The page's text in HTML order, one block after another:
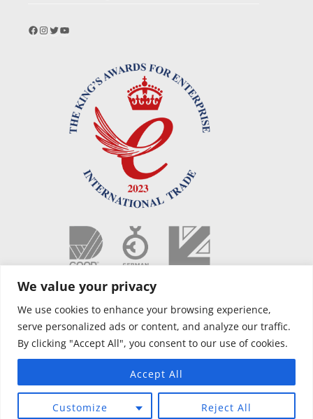
We value your privacy
We use cookies to enhance your browsing experience,
serve personalized ads or content, and analyze our traffic.
By clicking "Accept All", you consent to our use of cookies.
Customize Reject All
Accept All
Facebook
Instagram
Twitter
Copyright © 2021 OPUS Camper NL |Voorwaarden|Privacybeleid|
GB/2017/050391. OPUS – Granted GB Patent 2500946.